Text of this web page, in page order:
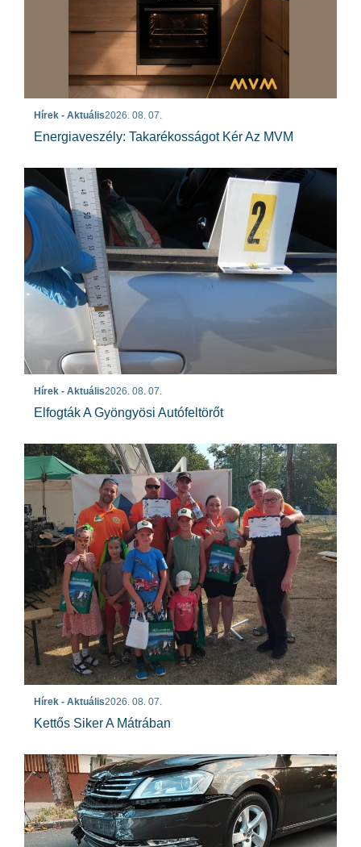
Hírek - Aktuális2026. 08. 07.
Energiaveszély: Takarékosságot Kér Az MVM
Hírek - Aktuális2026. 08. 07.
Elfogták A Gyöngyösi Autófeltörőt
Hírek - Aktuális2026. 08. 07.
Kettős Siker A Mátrában